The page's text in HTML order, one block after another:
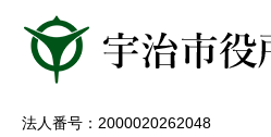
法人番号：2000020262048